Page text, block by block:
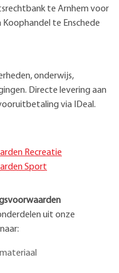
te Arnhem voor
te Enschede
onderwijs,
Directe levering aan
via IDeal.
Recreatie
Sport
uit onze